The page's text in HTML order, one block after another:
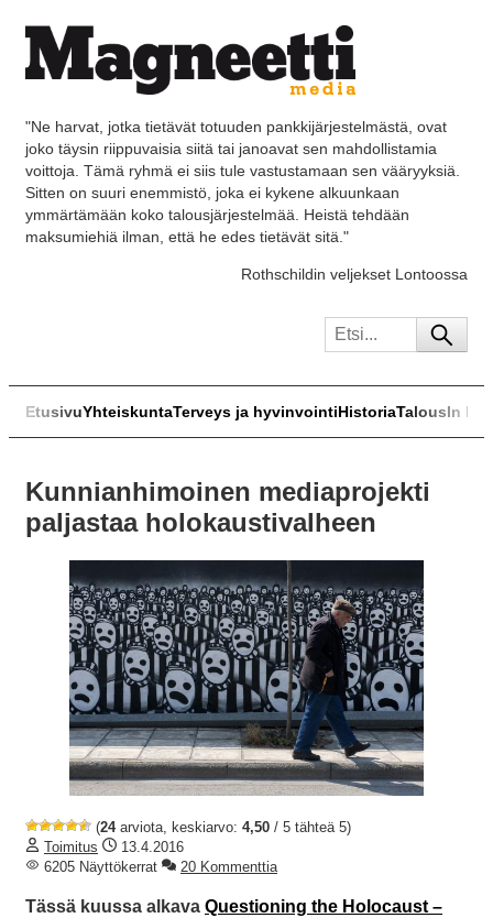
"Ne harvat, jotka tietävät totuuden pankkijärjestelmästä, ovat
joko täysin riippuvaisia siitä tai janoavat sen mahdollistamia
voittoja. Tämä ryhmä ei siis tule vastustamaan sen vääryyksiä.
Sitten on suuri enemmistö, joka ei kykene alkuunkaan
ymmärtämään koko talousjärjestelmää. Heistä tehdään
maksumiehiä ilman, että he edes tietävät sitä."
Rothschildin veljekset Lontoossa
EtusivuYhteiskuntaTerveys ja hyvinvointiHistoriaTalousIn
Kunnianhimoinen mediaprojekti
paljastaa holokaustivalheen
(24arviota, keskiarvo: 4,50 / 5 tähteä 5)
Toimitus
13.4.2016
6205 Näyttökerrat
20 Kommenttia
Tässä kuussa alkava Questioning the Holocaust –